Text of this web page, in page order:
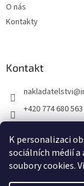
K personalizaci
sociálních médií a
soubory cookies.
O nás
Kontakty
Kontakt
nakladatelstvi@
+420 774 680 563
informatorium/